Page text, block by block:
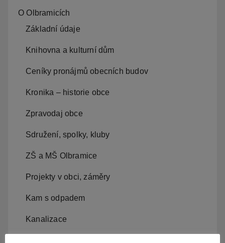
O Olbramicích
Základní údaje
Knihovna a kulturní dům
Ceníky pronájmů obecních budov
Kronika – historie obce
Zpravodaj obce
Sdružení, spolky, kluby
ZŠ a MŠ Olbramice
Projekty v obci, záměry
Kam s odpadem
Kanalizace